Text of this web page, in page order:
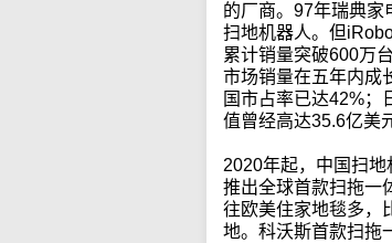
的厂商。97年瑞典家
扫地机器人。但
累计销量突破600万
市场销量在五年内成
国市占率已达42%；
值曾经高达35.6亿美
2020年起，中国扫
推出全球首款扫拖一
往欧美住家地毯多，
地。科沃斯首款扫拖